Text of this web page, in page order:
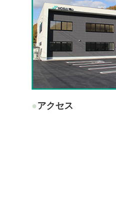
●アクセス